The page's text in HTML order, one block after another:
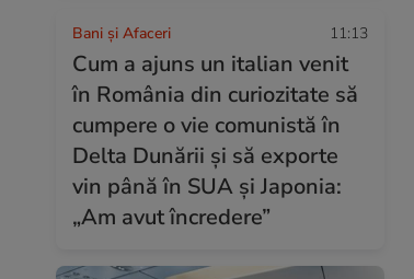
Bani și Afaceri 11:13
Cum a ajuns un italian venit
în România din curiozitate să
cumpere o vie comunistă în
Delta Dunării și să exporte
vin până în SUA și Japonia:
„Am avut încredere”